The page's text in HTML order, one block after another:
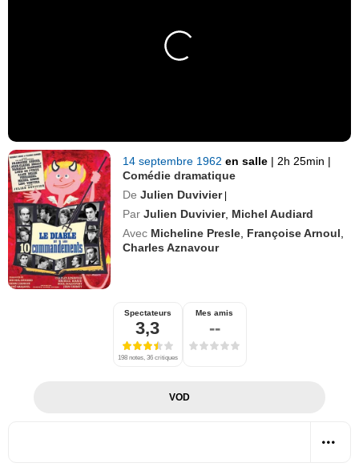
14 septembre 1962en salle | 2h 25min |
Comédie dramatique
De Julien Duvivier |
Par Julien Duvivier, Michel Audiard
Avec Micheline Presle Françoise Arnoul
Charles Aznavour
Spectateurs
3,3
198 notes, 36 critiques
Mes amis
--
VOD